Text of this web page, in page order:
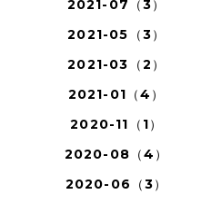
2021-07（3）
2021-05（3）
2021-03（2）
2021-01（4）
2020-11（1）
2020-08（4）
2020-06（3）